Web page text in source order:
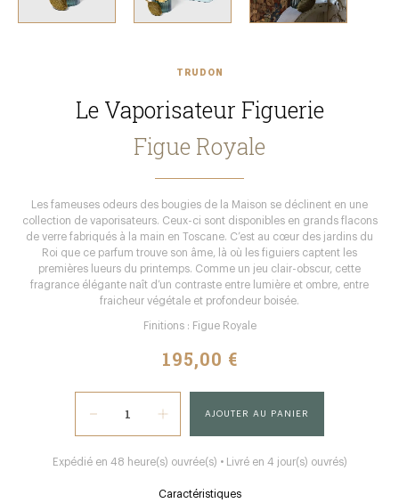
TRUDON
Le Vaporisateur Figuerie
Figue Royale
Les fameuses odeurs des bougies de la Maison se déclinent en une
collection de vaporisateurs. Ceux-ci sont disponibles en grands flacons
de verre fabriqués à la main en Toscane. C’est au cœur des jardins du
Roi que ce parfum trouve son âme, là où les figuiers captent les
premières lueurs du printemps. Comme un jeu clair-obscur, cette
fragrance élégante naît d’un contraste entre lumière et ombre, entre
fraicheur végétale et profondeur boisée.
Finitions : Figue Royale
195,00 €
AJOUTER AU PANIER
Expédié en 48 heure(s) ouvrée(s) • Livré en 4 jour(s) ouvrés)
Caractéristiques